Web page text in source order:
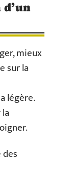
mieux
sur la
légère.